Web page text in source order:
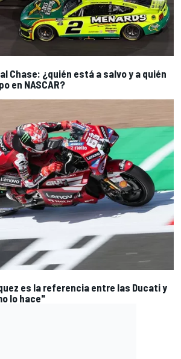
Chase: ¿quién está a salvo y a quién
en NASCAR?
es la referencia entre las Ducati y
lo hace"